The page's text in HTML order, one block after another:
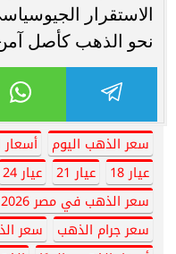
الاستقرار
نحو الذهب كأصل
سعر الذهب اليوم
عيار 18
عيار 21 عيار 24
سعر الذهب في مصر 2026
سعر جرام الذهب
سعر